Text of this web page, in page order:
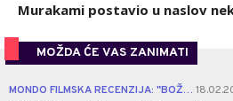
Murakami postavio u naslov
MOŽDA ĆE VAS ZANIMATI
MONDO FILMSKA RECENZIJA: "BOŽJA RUKA"